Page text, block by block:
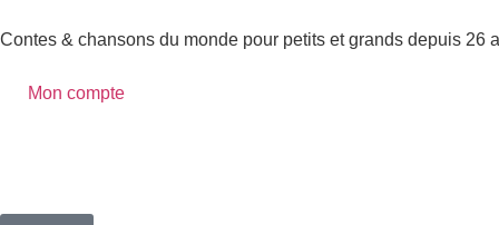
Contes & chansons du monde pour petits et grands depuis 26
Mon compte